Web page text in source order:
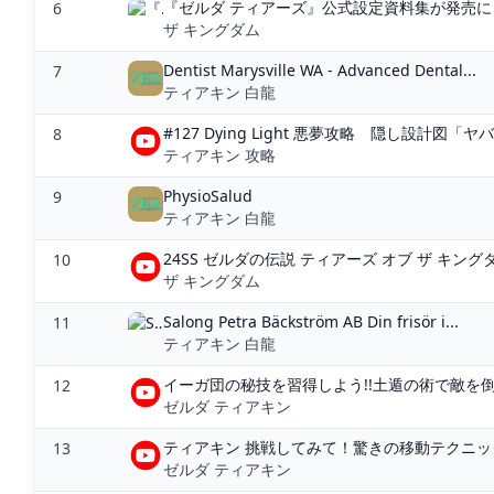
6
『ゼルダ ティアーズ』公式設定資料集が発売
ザ キングダム
7
Dentist Marysville WA - Advanced Dental...
ティアキン 白龍
8
#127 Dying Light 悪夢攻略 隠し設計図「ヤ
ティアキン 攻略
9
PhysioSalud
ティアキン 白龍
10
24SS ゼルダの伝説 ティアーズ オブ ザ キング
ザ キングダム
11
Salong Petra Bäckström AB Din frisör i...
ティアキン 白龍
12
イーガ団の秘技を習得しよう!!土遁の術で敵を
ゼルダ ティアキン
13
ティアキン 挑戦してみて！驚きの移動テクニ
ゼルダ ティアキン